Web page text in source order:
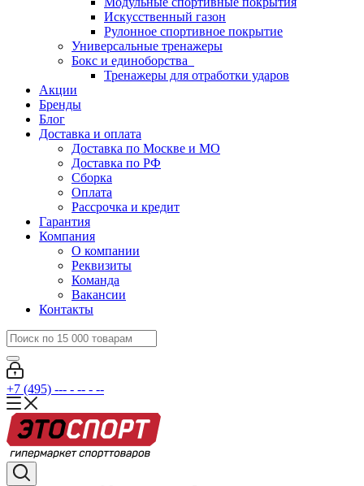
Искусственный газон
Рулонное спортивное покрытие
Универсальные тренажеры
Бокс и единоборства
Тренажеры для отработки ударов
Акции
Бренды
Блог
Доставка и оплата
Доставка по Москве и МО
Доставка по РФ
Сборка
Оплата
Рассрочка и кредит
Гарантия
Компания
О компании
Реквизиты
Команда
Вакансии
Контакты
+7 (495) --- - -- - --